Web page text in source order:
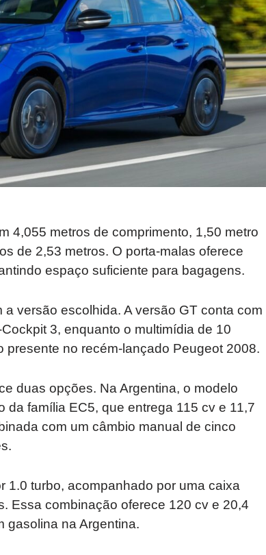
4,055 metros de comprimento, 1,50 metro
de 2,53 metros. O porta-malas oferece
espaço suficiente para bagagens.
versão escolhida. A versão GT conta com
3, enquanto o multimídia de 10
no recém-lançado Peugeot 2008.
duas opções. Na Argentina, o modelo
família EC5, que entrega 115 cv e 11,7
com um câmbio manual de cinco
1.0 turbo, acompanhado por uma caixa
Essa combinação oferece 120 cv e 20,4
gasolina na Argentina.